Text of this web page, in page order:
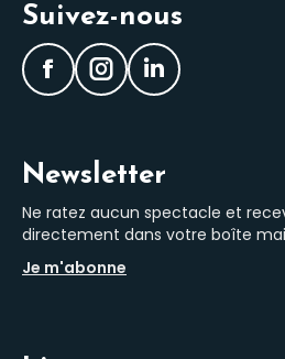
Suivez-nous
Facebook
InstagramLinkedIn
Newsletter
Ne ratez aucun spectacle et
directement dans votre boîte
Je m'abonne